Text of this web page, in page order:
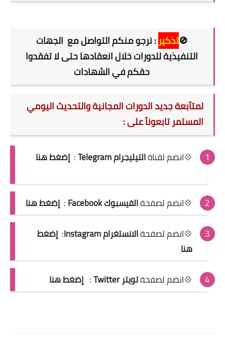
🚫تذكير: نرجو منكم التواصل مع الجهات
التنفيذية للدورات خلال انعقادها حتى لا تفقدوا
حقكم في الشهادات
لمتآبعة جديد الدورات المجانية والتحديث اليومي
المستمر تابعونآ على :
💠انضم لقناةالتيليجرام Telegram : إضغط هنا
💠انضم لصفحةالفيسبوك Facebook : إضغط هنا
💠انضم لصفحةالانستغرام Instagram : إضغط
هنا
💠انضم لصفحةتويتر Twitter : إضغط هنا